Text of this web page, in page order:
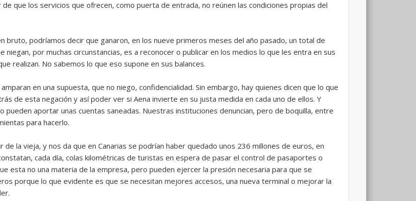
que los servicios que ofrecen, como puerta de entrada, no reúnen las condiciones propias del
bruto, podríamos decir que ganaron, en los nueve primeros meses del año pasado, un total de
por muchas circunstancias, es a reconocer o publicar en los medios lo que les entra en sus
realizan. No sabemos lo que eso supone en sus balances.
en una supuesta, que no niego, confidencialidad. Sin embargo, hay quienes dicen que lo que
de esta negación y así poder ver si Aena invierte en su justa medida en cada uno de ellos. Y
aportar unas cuentas saneadas. Nuestras instituciones denuncian, pero de boquilla, entre
para hacerlo.
la vieja, y nos da que en Canarias se podrían haber quedado unos 236 millones de euros, en
cada día, colas kilométricas de turistas en espera de pasar el control de pasaportes o
esta no una materia de la empresa, pero pueden ejercer la presión necesaria para que se
porque lo que evidente es que se necesitan mejores accesos, una nueva terminal o mejorar la